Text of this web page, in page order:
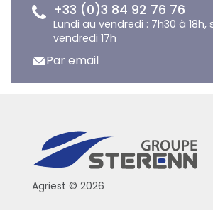
+33 (0)3 84 92 76 76
Lundi au vendredi : 7h30 à 18h,
vendredi 17h
Par email
Agriest © 2026